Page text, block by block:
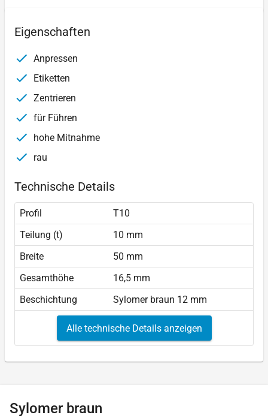
Eigenschaften
Anpressen
Etiketten
Zentrieren
für Führen
hohe Mitnahme
rau
Technische Details
Profil
T10
Teilung (t)
10 mm
Breite
50 mm
Gesamthöhe
16,5 mm
Beschichtung
Sylomer braun 12 mm
Alle technische Details anzeigen
Sylomer braun